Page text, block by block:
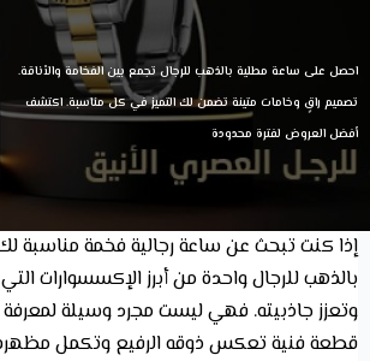
احصل على ساعة مطلية بالذهب للرجال تجمع بين الفخامة والأناقة.
تصميم راقٍ وخامات متينة تضمن لك التميز في كل مناسبة. اكتشف
أفضل العروض لفترة محدودة
إذا كنت تبحث عن ساعة رجالية فخمة مناسبة
بالذهب للرجال واحدة من أبرز الإكسسوارات
وتعزز جاذبيته. فهي ليست مجرد وسيلة
قطعة فنية تعكس ذوقه الرفيع وتكمل